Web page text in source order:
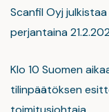
Scanfil Oyj
perjantaina
Klo 10 Suomen
tilinpäätöksen